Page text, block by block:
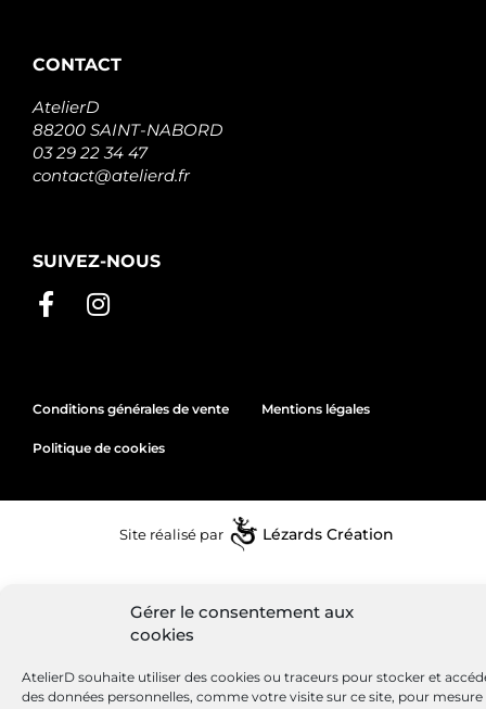
Gérer le consentement aux
cookies
AtelierD souhaite utiliser des cookies ou traceurs pour stocker et
des données personnelles, comme votre visite sur ce site, pour mesure
CONTACT
AtelierD
88200 SAINT-NABORD
03 29 22 34 47
contact@atelierd.fr
SUIVEZ-NOUS
Conditions générales de vente Mentions légales
Politique de cookies
Site réalisé par Lézards Création